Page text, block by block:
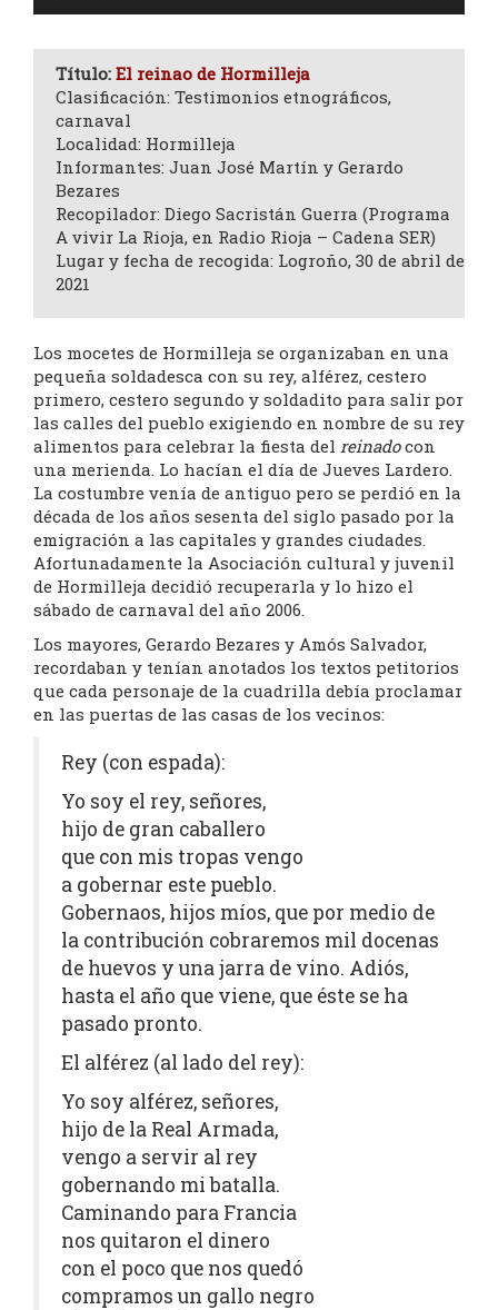
Título: El reinao de Hormilleja
Clasificación: Testimonios etnográficos,
carnaval
Localidad: Hormilleja
Informantes: Juan José Martín y Gerardo
Bezares
Recopilador: Diego Sacristán Guerra (Programa
A vivir La Rioja, en Radio Rioja – Cadena SER)
Lugar y fecha de recogida: Logroño, 30 de abril de
2021
Los mocetes de Hormilleja se organizaban en una
pequeña soldadesca con su rey, alférez, cestero
primero, cestero segundo y soldadito para salir por
las calles del pueblo exigiendo en nombre de su rey
alimentos para celebrar la fiesta del reinadocon
una merienda. Lo hacían el día de Jueves Lardero.
La costumbre venía de antiguo pero se perdió en la
década de los años sesenta del siglo pasado por la
emigración a las capitales y grandes ciudades.
Afortunadamente la Asociación cultural y juvenil
de Hormilleja decidió recuperarla y lo hizo el
sábado de carnaval del año 2006.
Los mayores, Gerardo Bezares y Amós Salvador,
recordaban y tenían anotados los textos petitorios
que cada personaje de la cuadrilla debía proclamar
en las puertas de las casas de los vecinos:
Rey (con espada):
Yo soy el rey, señores,
hijo de gran caballero
que con mis tropas vengo
a gobernar este pueblo.
Gobernaos, hijos míos, que por medio de
la contribución cobraremos mil docenas
de huevos y una jarra de vino. Adiós,
hasta el año que viene, que éste se ha
pasado pronto.
El alférez (al lado del rey):
Yo soy alférez, señores,
hijo de la Real Armada,
vengo a servir al rey
gobernando mi batalla.
Caminando para Francia
nos quitaron el dinero
con el poco que nos quedó
compramos un gallo negro